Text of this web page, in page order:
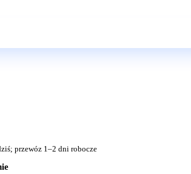
przewóz 1–2 dni robocze